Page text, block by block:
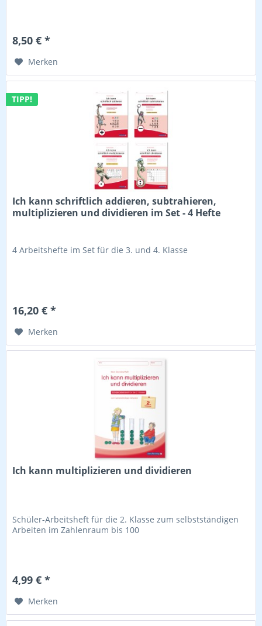
8,50 € *
Merken
TIPP!
Ich kann schriftlich addieren, subtrahieren,
multiplizieren und dividieren im Set - 4 Hefte
4 Arbeitshefte im Set für die 3. und 4. Klasse
16,20 € *
Merken
Ich kann multiplizieren und dividieren
Schüler-Arbeitsheft für die 2. Klasse zum selbstständigen
Arbeiten im Zahlenraum bis 100
4,99 € *
Merken